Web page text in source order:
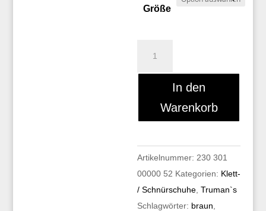
Größe
In den
Warenkorb
Artikelnummer: 230 301
00000 52 Kategorien: Klett-
/ Schnürschuhe ,Truman`s
Schlagwörter: braun